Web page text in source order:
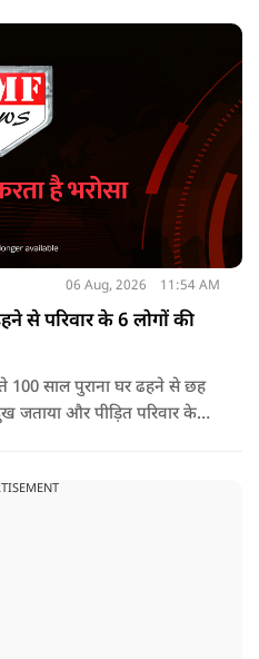
06 Aug, 2026 11:54 AM
से परिवार के 6 लोगों की